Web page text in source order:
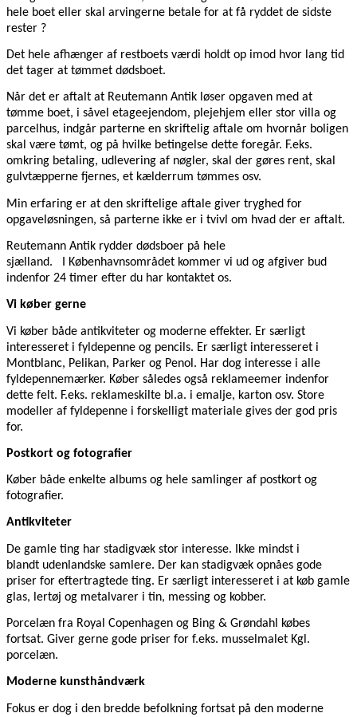
hele boet eller skal arvingerne betale for at få ryddet de sidste
rester ?
Det hele afhænger af restboets værdi holdt op imod hvor lang tid
det tager at tømmet dødsboet.
Når det er aftalt at Reutemann Antik løser opgaven med at
tømme boet, i såvel etageejendom, plejehjem eller stor villa og
parcelhus, indgår parterne en skriftelig aftale om hvornår boligen
skal være tømt, og på hvilke betingelse dette foregår. F.eks.
omkring betaling, udlevering af nøgler, skal der gøres rent, skal
gulvtæpperne fjernes, et kælderrum tømmes osv.
Min erfaring er at den skriftelige aftale giver tryghed for
opgaveløsningen, så parterne ikke er i tvivl om hvad der er aftalt.
Reutemann Antik rydder dødsboer på hele
sjælland. I Københavnsområdet kommer vi ud og afgiver bud
indenfor 24 timer efter du har kontaktet os.
Vi køber gerne
Vi køber både antikviteter og moderne effekter. Er særligt
interesseret i fyldepenne og pencils. Er særligt interesseret i
Montblanc, Pelikan, Parker og Penol. Har dog interesse i alle
fyldepennemærker. Køber således også reklameemer indenfor
dette felt. F.eks. reklameskilte bl.a. i emalje, karton osv. Store
modeller af fyldepenne i forskelligt materiale gives der god pris
for.
Postkort og fotografier
Køber både enkelte albums og hele samlinger af postkort og
fotografier.
Antikviteter
De gamle ting har stadigvæk stor interesse. Ikke mindst i
blandt udenlandske samlere. Der kan stadigvæk opnåes gode
priser for eftertragtede ting. Er særligt interesseret i at køb gamle
glas, lertøj og metalvarer i tin, messing og kobber.
Porcelæn fra Royal Copenhagen og Bing & Grøndahl købes
fortsat. Giver gerne gode priser for f.eks. musselmalet Kgl.
porcelæn.
Moderne kunsthåndværk
Fokus er dog i den bredde befolkning fortsat på den moderne